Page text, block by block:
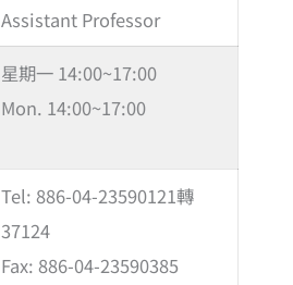
Assistant Professor
星期一 14:00~17:00
Mon. 14:00~17:00
Tel: 886-04-23590121轉
37124
Fax: 886-04-23590385